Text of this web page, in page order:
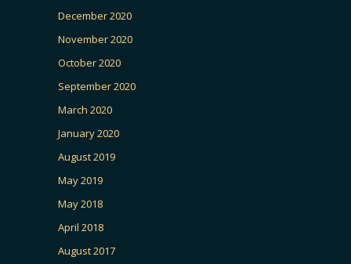
December 2020
November 2020
October 2020
September 2020
March 2020
January 2020
August 2019
May 2019
May 2018
April 2018
August 2017